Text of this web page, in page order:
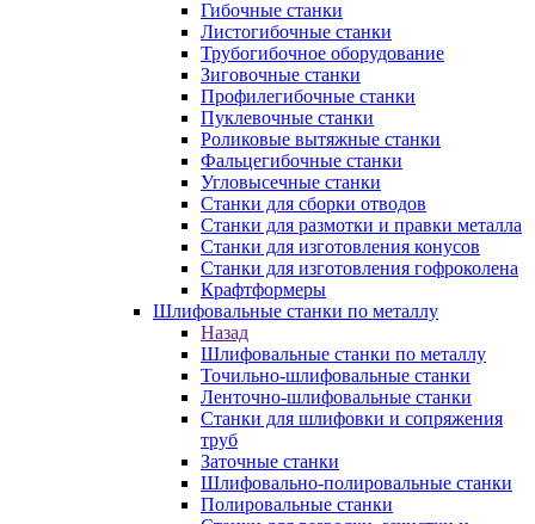
Гибочные станки
Листогибочные станки
Трубогибочное оборудование
Зиговочные станки
Профилегибочные станки
Пуклевочные станки
Роликовые вытяжные станки
Фальцегибочные станки
Угловысечные станки
Станки для сборки отводов
Станки для размотки и правки металла
Станки для изготовления конусов
Станки для изготовления гофроколена
Крафтформеры
Шлифовальные станки по металлу
Назад
Шлифовальные станки по металлу
Точильно-шлифовальные станки
Ленточно-шлифовальные станки
Станки для шлифовки и сопряжения
труб
Заточные станки
Шлифовально-полировальные станки
Полировальные станки